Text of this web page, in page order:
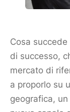
Cosa succede
di successo,
mercato di
a proporlo su
geografica,